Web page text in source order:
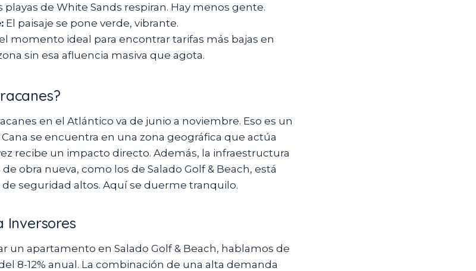
playas de White Sands respiran. Hay menos gente.
El paisaje se pone verde, vibrante.
momento ideal para encontrar tarifas más bajas en
sin esa afluencia masiva que agota.
en el Atlántico va de junio a noviembre. Eso es un
se encuentra en una zona geográfica que actúa
recibe un impacto directo. Además, la infraestructura
obra nueva, como los de Salado Golf & Beach, está
seguridad altos. Aquí se duerme tranquilo.
Inversores
un apartamento en Salado Golf & Beach, hablamos de
8-12% anual. La combinación de una alta demanda